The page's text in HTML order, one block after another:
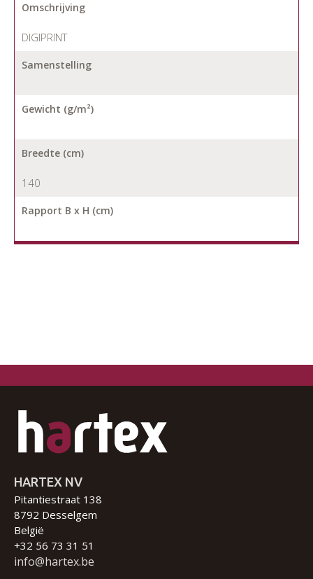
Omschrijving
DIGIPRINT
Samenstelling
Gewicht (g/m²)
Breedte (cm)
140
Rapport B x H (cm)
HARTEX NV
Pitantiestraat 138
8792 Desselgem
België
+32 56 73 31 51
info@hartex.be